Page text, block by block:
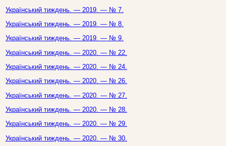
Український тиждень. — 2019. — № 7.
Український тиждень. — 2019. — № 8.
Український тиждень. — 2019. — № 9.
Український тиждень. — 2020. — № 22.
Український тиждень. — 2020. — № 24.
Український тиждень. — 2020. — № 26.
Український тиждень. — 2020. — № 27.
Український тиждень. — 2020. — № 28.
Український тиждень. — 2020. — № 29.
Український тиждень. — 2020. — № 30.